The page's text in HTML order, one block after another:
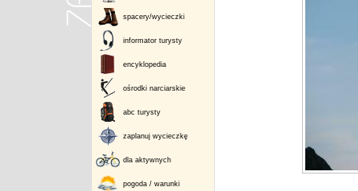
spacery/wycieczki
informator turysty
encyklopedia
ośrodki narciarskie
abc turysty
zaplanuj wycieczkę
dla aktywnych
pogoda / warunki